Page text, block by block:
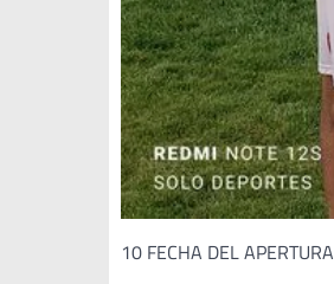
10 FECHA DEL APERTURA